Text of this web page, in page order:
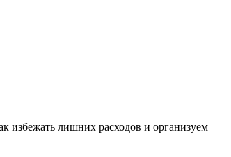
избежать лишних расходов и организуем